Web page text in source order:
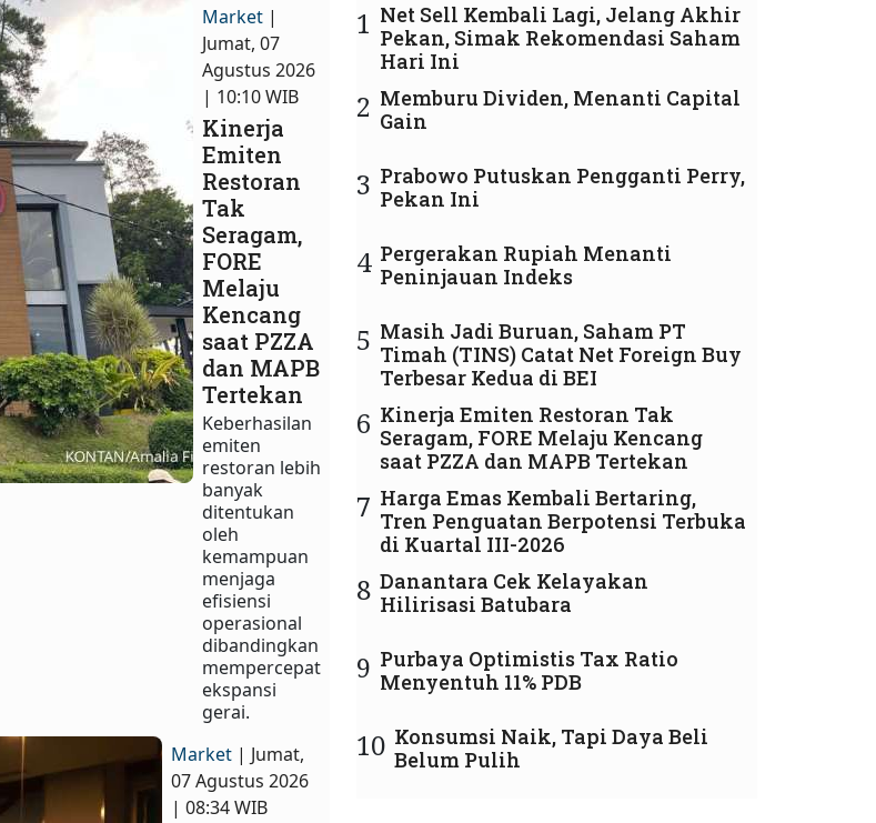
Market |
Jumat, 07
Agustus 2026
| 10:10 WIB
Kinerja
Emiten
Restoran
Tak
Seragam,
FORE
Melaju
Kencang
saat PZZA
dan MAPB
Tertekan
Keberhasilan
emiten
restoran lebih
banyak
ditentukan
oleh
kemampuan
menjaga
efisiensi
operasional
dibandingkan
mempercepat
ekspansi
gerai.
Market | Jumat,
07 Agustus 2026
| 08:34 WIB
1 Net Sell Kembali Lagi, Jelang Akhir
Pekan, Simak Rekomendasi Saham
Hari Ini
2 Memburu Dividen, Menanti Capital
Gain
3 Prabowo Putuskan Pengganti Perry,
Pekan Ini
4 Pergerakan Rupiah Menanti
Peninjauan Indeks
5 Masih Jadi Buruan, Saham PT
Timah (TINS) Catat Net Foreign Buy
Terbesar Kedua di BEI
6 Kinerja Emiten Restoran Tak
Seragam, FORE Melaju Kencang
saat PZZA dan MAPB Tertekan
7 Harga Emas Kembali Bertaring,
Tren Penguatan Berpotensi Terbuka
di Kuartal III-2026
8 Danantara Cek Kelayakan
Hilirisasi Batubara
9 Purbaya Optimistis Tax Ratio
Menyentuh 11% PDB
10 Konsumsi Naik, Tapi Daya Beli
Belum Pulih